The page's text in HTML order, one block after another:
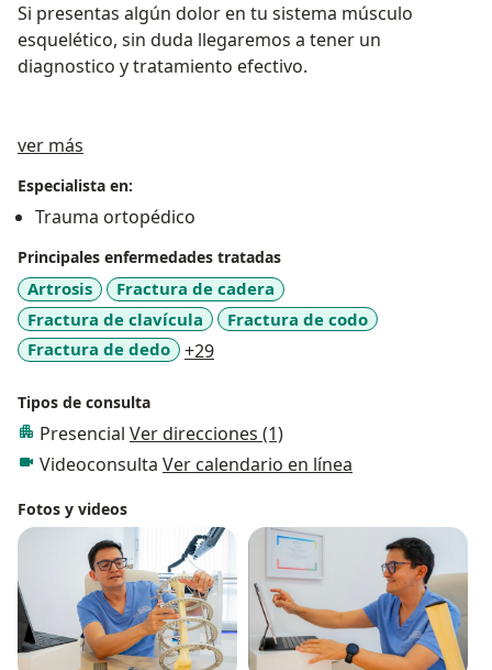
Si presentas algún dolor en tu sistema músculo
esquelético, sin duda llegaremos a tener un
diagnostico y tratamiento efectivo.
ver más
Especialista en:
Trauma ortopédico
Principales enfermedades tratadas
Artrosis
Fractura de cadera
Fractura de clavícula
Fractura de codo
Fractura de dedo
+29a11y_sr_more_diseases
Tipos de consulta
Presencial Ver direcciones (1)
Videoconsulta Ver calendario en línea
Fotos y videos